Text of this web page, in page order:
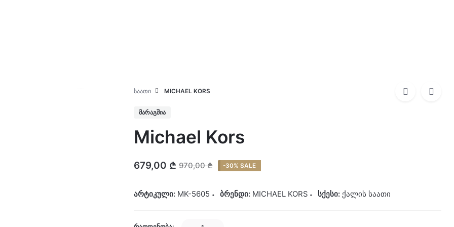
ᲡᲐᲐᲗᲘ MICHAEL KORS
ᲛᲐᲠᲐᲒᲨᲘᲐ
Michael Kors
679,00 ₾ 970,00₾ -30% SALE
არტიკული: MK-5605 ბრენდი: MICHAEL KORS სქესი: ქალის საათი
Michael